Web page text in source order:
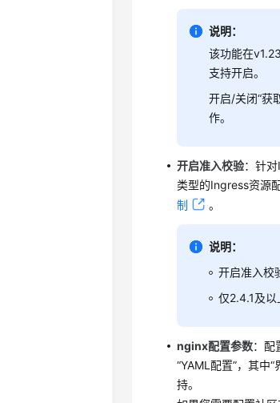
说明：
该功能在
支持开启。
开启/关闭“获
作。
开启准入校验：针
类型的Ingress资源
制
。
说明：
开启准入校
仅2.4.1及以
nginx配置参数：配
“YAML配置”，其中
持。